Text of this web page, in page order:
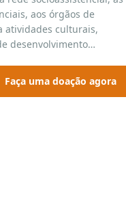
aos órgãos de
atividades culturais,
desenvolvimento
e as possibilidades de cada
Faça uma doação agora